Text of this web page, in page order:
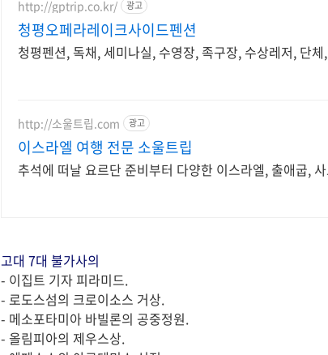
http://gptrip.co.kr/ 광고
청평오페라레이크사이드펜션
청평펜션, 독채, 세미나실, 수영장, 족구장, 수상레저, 단체
http://소울트립.com 광고
이스라엘 여행 전문 소울트립
추석에 떠날 요르단 준비부터 다양한 이스라엘, 출애굽,
고대 7대 불가사의
- 이집트 기자 피라미드.
- 로도스섬의 크로이소스 거상.
- 메소포타미아 바빌론의 공중정원.
- 올림피아의 제우스상.